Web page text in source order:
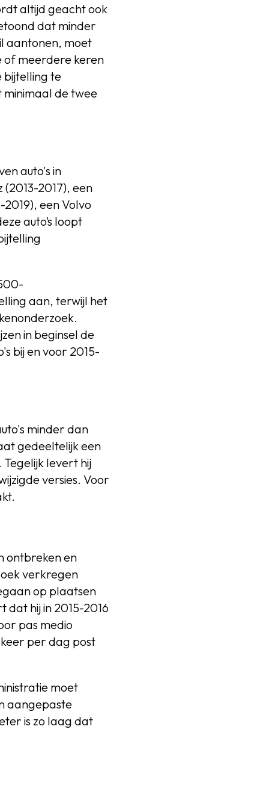
altijd geacht ook
dat minder
aantonen, moet
of meerdere keren
bijtelling te
minimaal de twee
auto's in
2017), een
een Volvo
auto’s loopt
aan, terwijl het
in beginsel de
bij en voor 2015-
minder dan
gedeeltelijk een
levert hij
versies. Voor
ontbreken en
verkregen
op plaatsen
hij in 2015-2016
pas medio
per dag post
moet
aangepaste
is zo laag dat